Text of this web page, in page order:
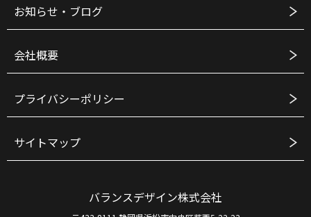
お知らせ・ブログ
会社概要
プライバシーポリシー
サイトマップ
バランスデザイン株式会社